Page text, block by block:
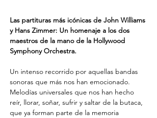
Las partituras más icónicas de John Williams
y Hans Zimmer: Un homenaje a los dos
maestros de la mano de la Hollywood
Symphony Orchestra.
Un intenso recorrido por aquellas bandas
sonoras que más nos han emocionado.
Melodías universales que nos han hecho
reír, llorar, soñar, sufrir y saltar de la butaca,
que ya forman parte de la memoria